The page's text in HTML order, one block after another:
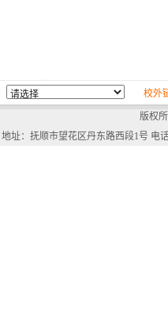
校外
版权
地址：抚顺市望花区丹东路西段1号 电话